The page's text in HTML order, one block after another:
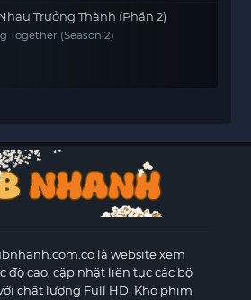
Trưởng Thành (Phần 2)
Together (Season 2)
là website xem
độ cao, cập nhật liên tục các bộ
chất lượng Full HD. Kho phim